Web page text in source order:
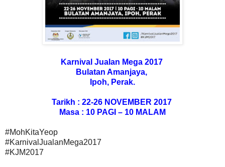
Karnival Jualan Mega 2017
Bulatan Amanjaya,
Ipoh, Perak.
Tarikh : 22-26 NOVEMBER 2017
Masa : 10 PAGI – 10 MALAM
#MohKitaYeop
#KarnivalJualanMega2017
#KJM2017